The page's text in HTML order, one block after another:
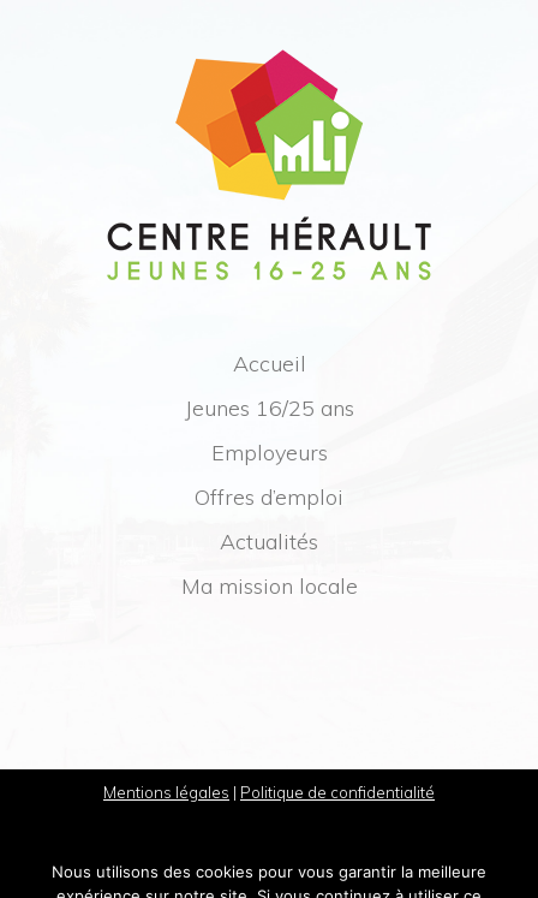
Accueil
Jeunes 16/25 ans
Employeurs
Offres d’emploi
Actualités
Ma mission locale
Mentions légales | Politique de confidentialité
Nous utilisons des cookies pour vous garantir la meilleure